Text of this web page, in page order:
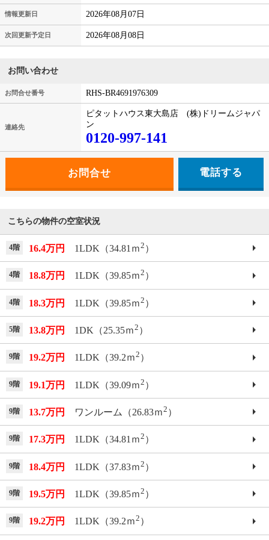
情報更新日 2026年08月07日
次回更新予定日 2026年08月08日
お問い合わせ
お問合せ番号 RHS-BR4691976309
連絡先
ピタットハウス東大島店 (株)ドリームジャパ
ン
0120-997-141
電話する
こちらの物件の空室状況
4階 16.4万円 1LDK（34.81ｍ2 ）
4階 18.8万円 1LDK（39.85ｍ2 ）
4階 18.3万円 1LDK（39.85ｍ2 ）
5階 13.8万円 1DK（25.35ｍ2 ）
9階 19.2万円 1LDK（39.2ｍ2 ）
9階 19.1万円 1LDK（39.09ｍ2 ）
9階 13.7万円 ワンルーム（26.83ｍ2 ）
9階 17.3万円 1LDK（34.81ｍ2 ）
9階 18.4万円 1LDK（37.83ｍ2 ）
9階 19.5万円 1LDK（39.85ｍ2 ）
9階 19.2万円 1LDK（39.2ｍ2 ）